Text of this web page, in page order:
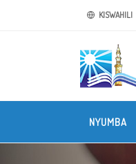
KISWAHILI
NYUMBA